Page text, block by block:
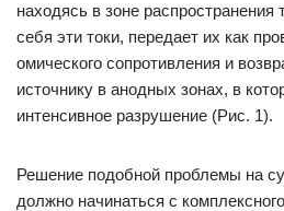
находясь в зоне распространения
себя эти токи, передает их как
омического сопротивления и
источнику в анодных зонах, в
интенсивное разрушение (Рис. 1).
Решение подобной проблемы на
должно начинаться с